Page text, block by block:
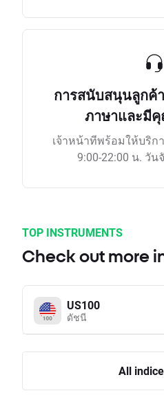
การสนับสนุนลูกค้
ภาษาและมี
เจ้าหน้าทีพร้อมให้บริก
9:00-22:00 น. วั
TOP INSTRUMENTS
Check out more
US100
ดัชนี
All